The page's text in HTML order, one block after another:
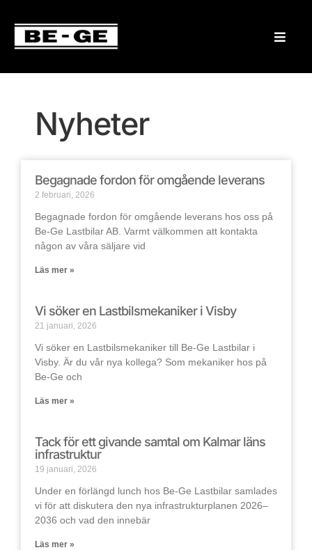
Nyheter
Begagnade fordon för omgående leverans
2 februari, 2026
Begagnade fordon för omgående leverans hos oss på
Be-Ge Lastbilar AB. Varmt välkommen att kontakta
någon av våra säljare vid
Läs mer »
Vi söker en Lastbilsmekaniker i Visby
21 januari, 2026
Vi söker en Lastbilsmekaniker till Be-Ge Lastbilar i
Visby. Är du vår nya kollega? Som mekaniker hos på
Be-Ge och
Läs mer »
Tack för ett givande samtal om Kalmar läns
infrastruktur
19 januari, 2026
Under en förlängd lunch hos Be-Ge Lastbilar samlades
vi för att diskutera den nya infrastrukturplanen 2026–
2036 och vad den innebär
Läs mer »